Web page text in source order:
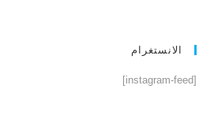
الانستغرام
[instagram-feed]